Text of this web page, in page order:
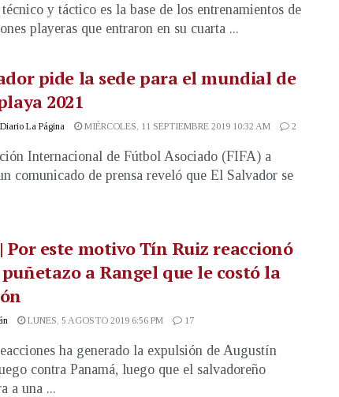
y táctico es la base de los entrenamientos de
playeras que entraron en su cuarta ...
pide la sede para el mundial de
2021
La Página MIÉRCOLES, 11 SEPTIEMBRE 2019 10:32 AM 2
Internacional de Fútbol Asociado (FIFA) a
comunicado de prensa reveló que El Salvador se
Por este motivo Tín Ruiz reaccionó
a Rangel que le costó la
LUNES, 5 AGOSTO 2019 6:56 PM 17
ha generado la expulsión de Augustín
contra Panamá, luego que el salvadoreño
a una ...